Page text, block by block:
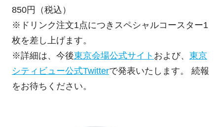
850円（税込）
※ドリンク注文1点につきスペシャルコースター1
枚を差し上げます。
※詳細は、今後東京会場公式サイト および、 東京
シティビュー公式Twitterで発表いたします。 続報
をお待ちください。